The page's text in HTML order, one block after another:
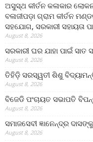
ଅସୁସ୍ଥ କୀର୍ତନ କଳାକାର
ବଳାଜୀପଡ଼ା ଗ୍ରାମ କୀର୍ତନ
ସହଯୋଗ, ସରକାରୀ ସହାୟତା
August 8, 2026
ସରକାରୀ ଘର ଯାହା ପାଇଁ ସାତ
August 8, 2026
ତିହିଡି଼ ସରସ୍ୱତୀ ଶିଶୁ
August 8, 2026
ବିଜେଡି ପଂଚାୟତ ସଭାପତି
August 8, 2026
ସମାଜସେବୀ ଜ୍ଞାନେନ୍ଦ୍ର
August 8, 2026